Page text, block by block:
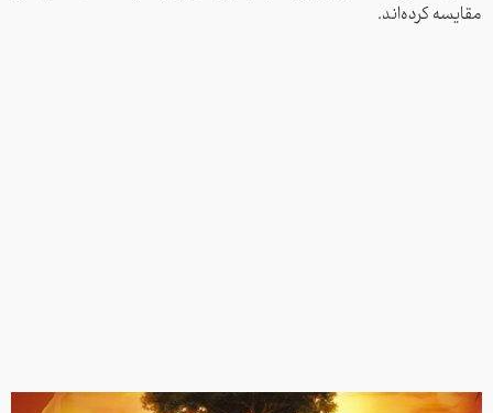
مقایسه کرده‌اند.